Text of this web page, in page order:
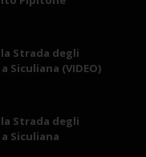
Strada degli
Siculiana (VIDEO)
Strada degli
Siculiana